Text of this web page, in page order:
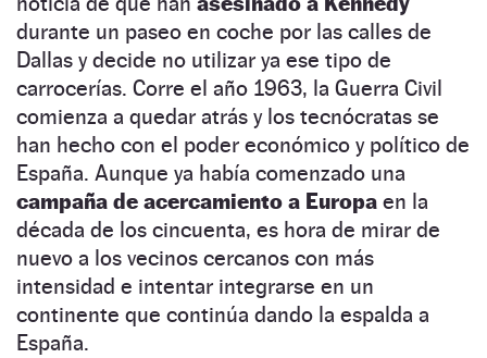
durante un paseo en coche por las calles de
Dallas y decide no utilizar ya ese tipo de
carrocerías. Corre el año 1963, la Guerra Civil
comienza a quedar atrás y los tecnócratas se
han hecho con el poder económico y político de
España. Aunque ya había comenzado una
campaña de acercamiento a Europa en la
década de los cincuenta, es hora de mirar de
nuevo a los vecinos cercanos con más
intensidad e intentar integrarse en un
continente que continúa dando la espalda a
España.